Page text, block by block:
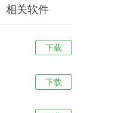
相关软件
下载
下载